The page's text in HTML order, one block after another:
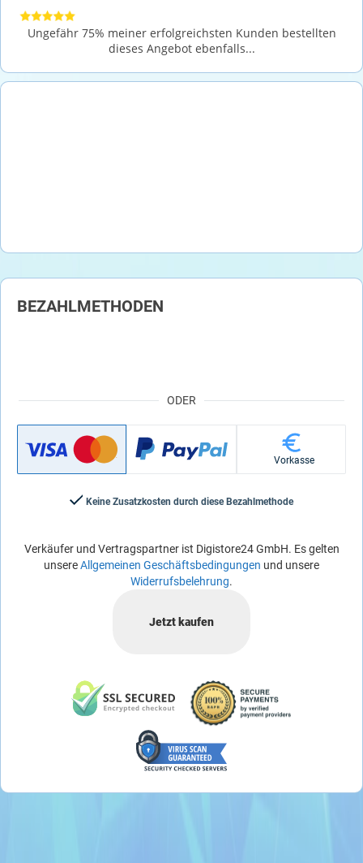
Ungefähr 75% meiner erfolgreichsten Kunden bestellten
dieses Angebot ebenfalls...
ODER
BEZAHLMETHODEN
Vorkasse
Keine Zusatzkosten durch diese Bezahlmethode
Verkäufer und Vertragspartner ist Digistore24 GmbH. Es gelten
unsereAllgemeinen Geschäftsbedingungen und unsere
Widerrufsbelehrung.
Jetzt kaufen